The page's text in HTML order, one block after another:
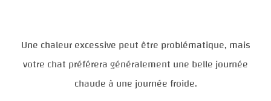
Une chaleur excessive peut être problématique, mais
votre chat préférera généralement une belle journée
chaude à une journée froide.